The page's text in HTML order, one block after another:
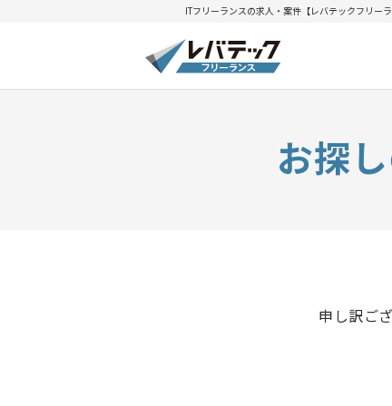
ITフリーランスの求人・案件【レバテックフリーラ
お探
申し訳ご